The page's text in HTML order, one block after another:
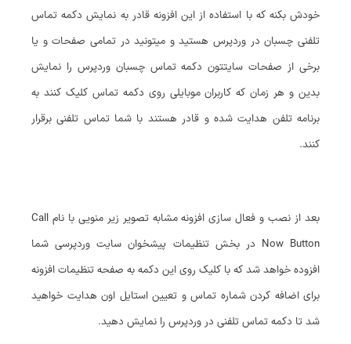
خودش بکنه که با استفاده از این افزونه قادر به نمایش دکمه تماس
تلفنی چسبان در وردپرس هستید و میتونید در تمامی صفحات و یا
برخی از صفحات سایتتون دکمه تماس چسبان وردپرس را نمایش
بدین و هر زمان که کاربران موبایلی روی دکمه تماس کلیک کنند به
برنامه تلفن هدایت شده و قادر هستند با شما تماس تلفنی برقرار
کنند.
بعد از نصب و فعال سازی افزونه مشابه تصویر زیر منویی با نام Call
Now Button در بخش تنظیمات پیشخوان سایت وردپرسی شما
افزوده خواهد شد که با کلیک روی این دکمه به صفحه تنظیمات افزونه
برای اضافه کردن شماره تماس و تعیین استایل اون هدایت خواهید
شد تا دکمه تماس تلفنی در وردپرس را نمایش دهید.